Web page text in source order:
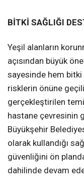
BİTKİ SAĞLIĞI
Yeşil alanların
açısından büyük
sayesinde hem bitki
risklerin önüne
gerçekleştirilen
hastane çevresinin
Büyükşehir
olarak kullandığı
güvenliğini ön
dahilinde devam